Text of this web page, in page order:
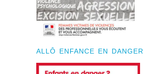
ALLÔ ENFANCE EN DANGER